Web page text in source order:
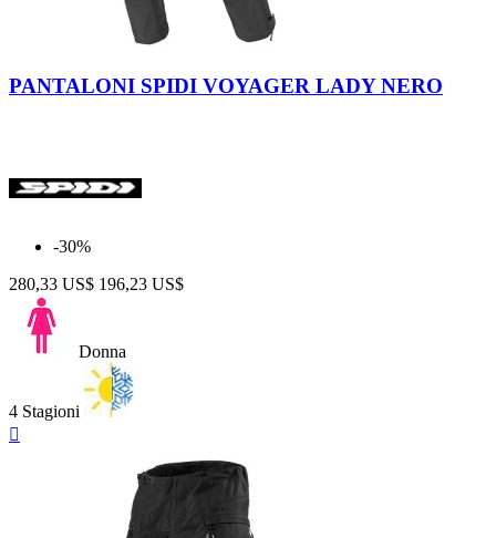
PANTALONI SPIDI VOYAGER LADY NERO
-30%
280,33 US$ 196,23 US$
Donna
4 Stagioni
